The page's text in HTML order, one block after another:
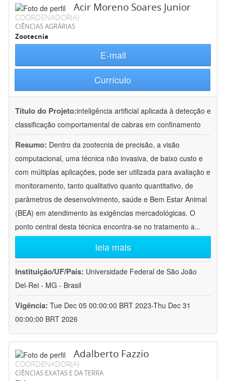
Acir Moreno Soares Junior
COORDENADOR(A)
CIÊNCIAS AGRÁRIAS
Zootecnia
E-mail
Currículo
Título do Projeto:inteligência artificial aplicada à detecção e
classificação comportamental de cabras em confinamento
Resumo: Dentro da zootecnia de precisão, a visão
computacional, uma técnica não invasiva, de baixo custo e
com múltiplas aplicações, pode ser utilizada para avaliação e
monitoramento, tanto qualitativo quanto quantitativo, de
parâmetros de desenvolvimento, saúde e Bem Estar Animal
(BEA) em atendimento às exigências mercadológicas. O
ponto central desta técnica encontra-se no tratamento a...
leia mais
Instituição/UF/País: Universidade Federal de São João
Del-Rei - MG - Brasil
Vigência: Tue Dec 05 00:00:00 BRT 2023-Thu Dec 31
00:00:00 BRT 2026
Adalberto Fazzio
COORDENADOR(A)
CIÊNCIAS EXATAS E DA TERRA